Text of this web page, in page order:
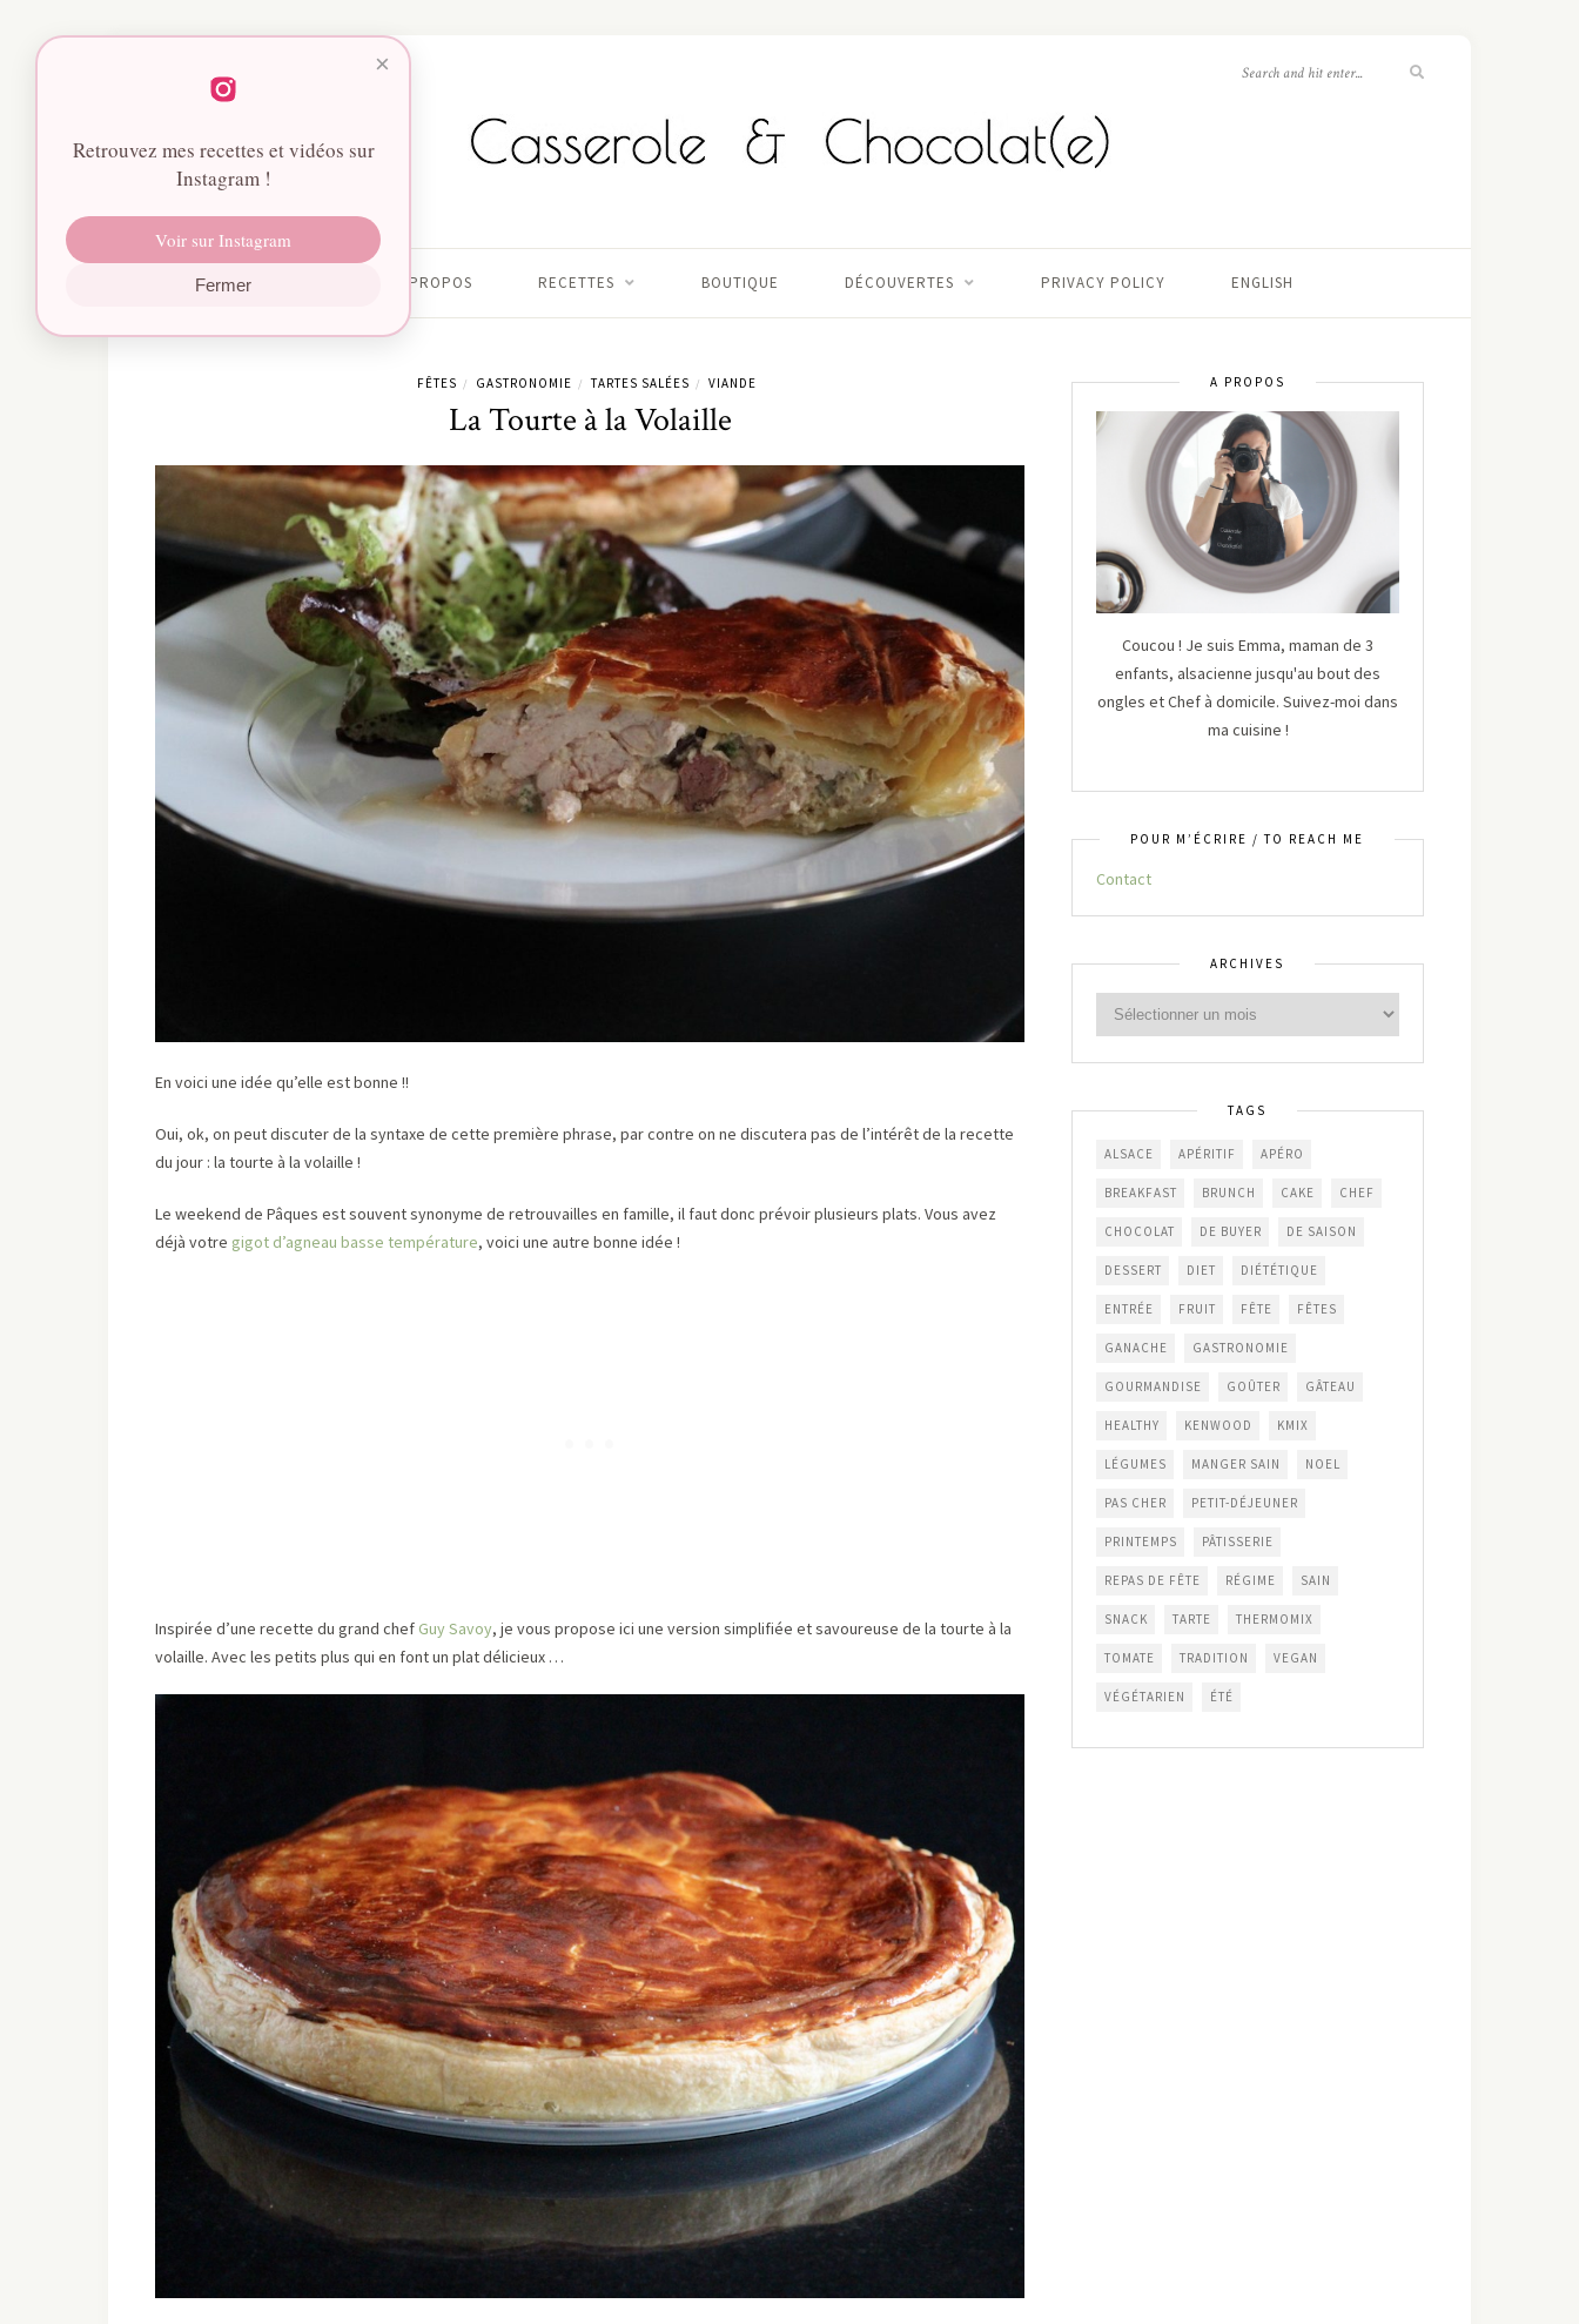
À PROPOS RECETTES BOUTIQUE DÉCOUVERTES PRIVACY POLICY ENGLISH
FÊTES / GASTRONOMIE / TARTES SALÉES / VIANDE
La Tourte à la Volaille
En voici une idée qu’elle est bonne !!
Oui, ok, on peut discuter de la syntaxe de cette première phrase, par contre on ne discutera pas de l’intérêt de la recette
du jour : la tourte à la volaille !
Le weekend de Pâques est souvent synonyme de retrouvailles en famille, il faut donc prévoir plusieurs plats. Vous avez
déjà votre gigot d’agneau basse température, voici une autre bonne idée !
Inspirée d’une recette du grand chef Guy Savoy, je vous propose ici une version simplifiée et savoureuse de la tourte à la
volaille. Avec les petits plus qui en font un plat délicieux …
A PROPOS
Coucou ! Je suis Emma, maman de 3
enfants, alsacienne jusqu'au bout des
ongles et Chef à domicile. Suivez-moi dans
ma cuisine !
POUR M’ÉCRIRE / TO REACH ME
Contact
ARCHIVES
TAGS
ALSACE APÉRITIF APÉRO
BREAKFAST BRUNCH CAKE CHEF
CHOCOLAT DE BUYER DE SAISON
DESSERT DIET DIÉTÉTIQUE
ENTRÉE FRUIT FÊTE FÊTES
GANACHE GASTRONOMIE
GOURMANDISE GOÛTER GÂTEAU
HEALTHY KENWOOD KMIX
LÉGUMES MANGER SAIN NOEL
PAS CHER PETIT-DÉJEUNER
PRINTEMPS PÂTISSERIE
REPAS DE FÊTE RÉGIME SAIN
SNACK TARTE THERMOMIX
TOMATE TRADITION VEGAN
VÉGÉTARIEN ÉTÉ
×
Retrouvez mes recettes et vidéos sur
Instagram !
Voir sur Instagram
Fermer